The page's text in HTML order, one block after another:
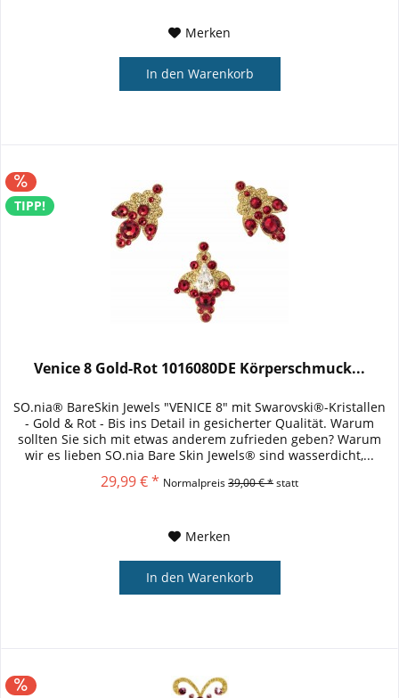
Merken
In den Warenkorb
TIPP!
Venice 8 Gold-Rot 1016080DE Körperschmuck...
SO.nia® BareSkin Jewels "VENICE 8" mit Swarovski®-Kristallen
- Gold & Rot - Bis ins Detail in gesicherter Qualität. Warum
sollten Sie sich mit etwas anderem zufrieden geben? Warum
wir es lieben SO.nia Bare Skin Jewels® sind wasserdicht,...
29,99 € * Normalpreis39,00 € *statt
Merken
In den Warenkorb